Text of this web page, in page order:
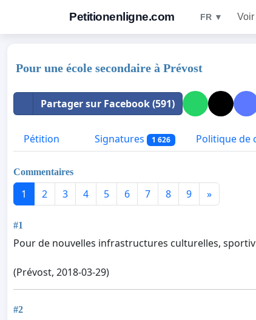
Petitionenligne.com FR ▼
Pour une école secondaire à Prévost
Partager sur Facebook (591)
Pétition Signatures 1 626 Politique de
Commentaires
1 2 3 4 5 6 7 8 9 »
#1
Pour de nouvelles infrastructures culturelles,
(Prévost, 2018-03-29)
#2